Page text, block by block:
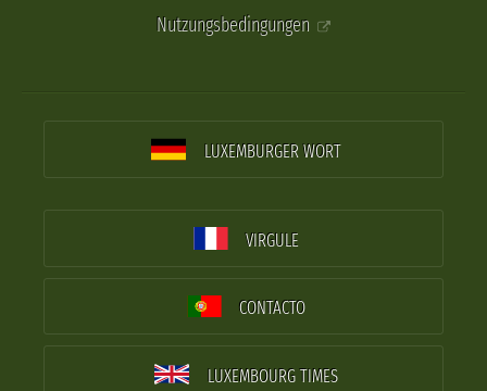
Nutzungsbedingungen
LUXEMBURGER WORT
VIRGULE
CONTACTO
LUXEMBOURG TIMES